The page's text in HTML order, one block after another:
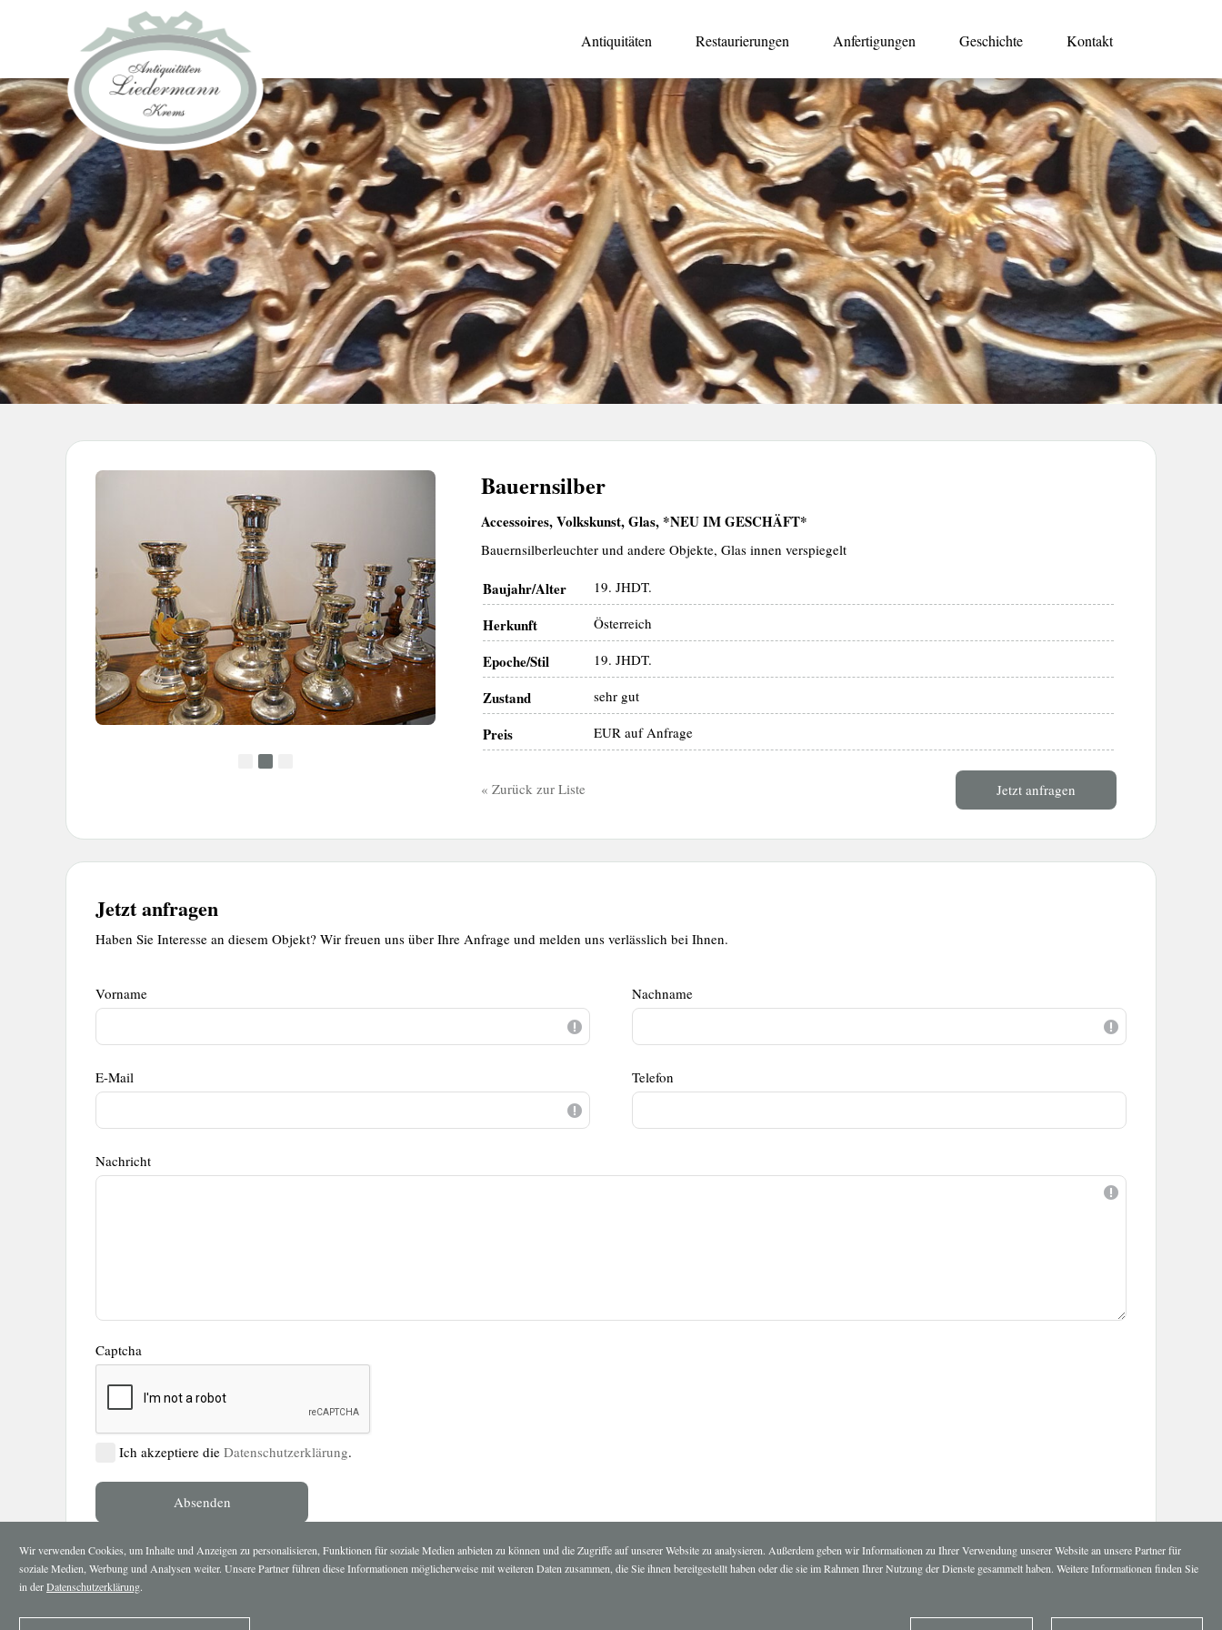
Antiquitäten Restaurierungen Anfertigungen Geschichte Kontakt
Bauernsilber
Accessoires, Volkskunst, Glas, *NEU IM GESCHÄFT*
Bauernsilberleuchter und andere Objekte, Glas innen verspiegelt
Baujahr/Alter 19. JHDT.
Herkunft Österreich
Epoche/Stil 19. JHDT.
Zustand sehr gut
Preis EUR auf Anfrage
« Zurück zur Liste Jetzt anfragen
Jetzt anfragen
Haben Sie Interesse an diesem Objekt? Wir freuen uns über Ihre Anfrage und melden uns verlässlich bei Ihnen.
Kontaktformular
Kontaktformular
Vorname Nachname
E-Mail Telefon
Nachricht
Captcha
Ich akzeptiere die Datenschutzerklärung.
Wir verwenden Cookies, um Inhalte und Anzeigen zu personalisieren, Funktionen für soziale Medien anbieten zu können und die Zugriffe auf unserer Website zu analysieren. Außerdem geben wir Informationen zu Ihrer Verwendung unserer Website an unsere Partner für
soziale Medien, Werbung und Analysen weiter. Unsere Partner führen diese Informationen möglicherweise mit weiteren Daten zusammen, die Sie ihnen bereitgestellt haben oder die sie im Rahmen Ihrer Nutzung der Dienste gesammelt haben. Weitere Informationen finden Sie
in derDatenschutzerklärung.